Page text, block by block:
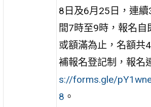
8日及6月25日，連
間7時至9時，報名自
或額滿為止，名額共
補報名登記制，報名
s://forms.gle/
8 。